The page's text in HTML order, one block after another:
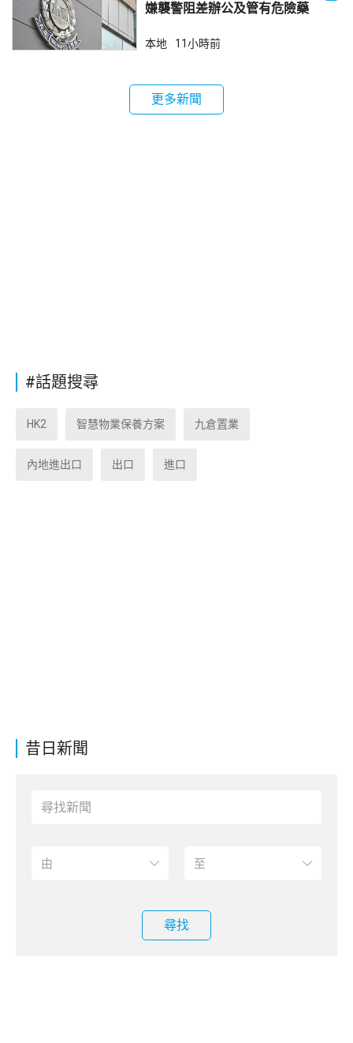
昔日新聞
尋找
嫌襲警阻差辦公及管有危險藥
本地 11小時前
更多新聞
#話題搜尋
HK2 智慧物業保養方案 九倉置業
內地進出口 出口 進口